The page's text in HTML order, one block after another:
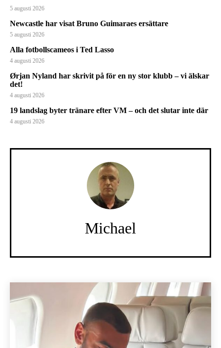
5 augusti 2026
Newcastle har visat Bruno Guimaraes ersättare
5 augusti 2026
Alla fotbollscameos i Ted Lasso
4 augusti 2026
Ørjan Nyland har skrivit på för en ny stor klubb – vi älskar
det!
4 augusti 2026
19 landslag byter tränare efter VM – och det slutar inte där
4 augusti 2026
Michael